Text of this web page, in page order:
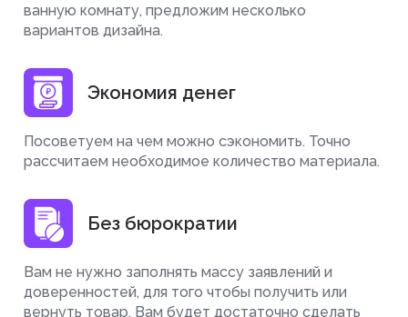
ванную комнату, предложим несколько
вариантов дизайна.
Экономия денег
Посоветуем на чем можно сэкономить. Точно
рассчитаем необходимое количество материала.
Без бюрократии
Вам не нужно заполнять массу заявлений и
доверенностей, для того чтобы получить или
вернуть товар. Вам будет достаточно сделать